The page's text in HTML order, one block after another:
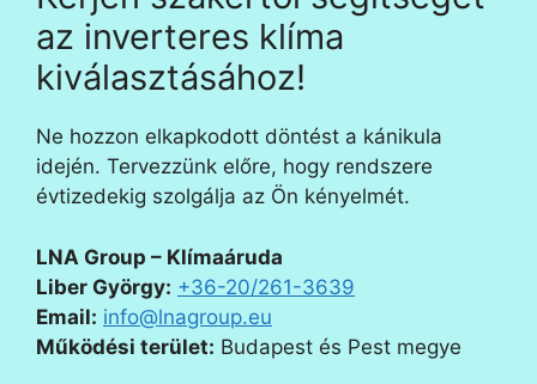
az inverteres klíma
kiválasztásához!
Ne hozzon elkapkodott döntést a kánikula
idején. Tervezzünk előre, hogy rendszere
évtizedekig szolgálja az Ön kényelmét.
LNA Group – Klímaáruda
Liber György: +36-20/261-3639
Email: info@lnagroup.eu
Működési terület: Budapest és Pest megye